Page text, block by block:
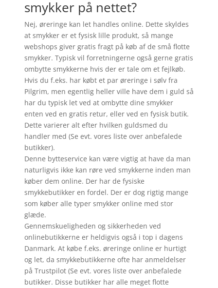
smykker på nettet?
Nej, øreringe kan let handles online. Dette skyldes
at smykker er et fysisk lille produkt, så mange
webshops giver gratis fragt på køb af de små flotte
smykker. Typisk vil forretningerne også gerne gratis
ombytte smykkerne hvis der er tale om et fejlkøb.
Hvis du f.eks. har købt et par øreringe i sølv fra
Pilgrim, men egentlig heller ville have dem i guld så
har du typisk let ved at ombytte dine smykker
enten ved en gratis retur, eller ved en fysisk butik.
Dette varierer alt efter hvilken guldsmed du
handler med (Se evt. vores liste over anbefalede
butikker).
Denne bytteservice kan være vigtig at have da man
naturligvis ikke kan røre ved smykkerne inden man
køber dem online. Der har de fysiske
smykkebutikker en fordel. Der er dog rigtig mange
som køber alle typer smykker online med stor
glæde.
Gennemskueligheden og sikkerheden ved
onlinebutikkerne er heldigvis også i top i dagens
Danmark. At købe f.eks. øreringe online er hurtigt
og let, da smykkebutikkerne ofte har anmeldelser
på Trustpilot (Se evt. vores liste over anbefalede
butikker. Disse butikker har alle meget flotte